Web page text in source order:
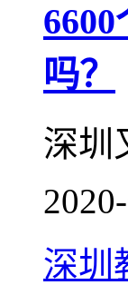
吗？
深圳
深圳